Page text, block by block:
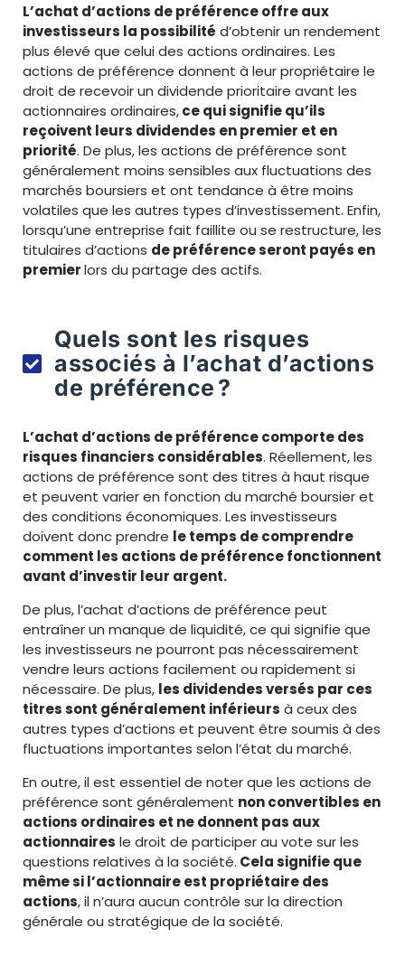
L’achat d’actions de préférence offre aux
investisseurs la possibilité d’obtenir un rendement
plus élevé que celui des actions ordinaires. Les
actions de préférence donnent à leur propriétaire le
droit de recevoir un dividende prioritaire avant les
actionnaires ordinaires,ce qui signifie qu’ils
reçoivent leurs dividendes en premier et en
priorité. De plus, les actions de préférence sont
généralement moins sensibles aux fluctuations des
marchés boursiers et ont tendance à être moins
volatiles que les autres types d’investissement. Enfin,
lorsqu’une entreprise fait faillite ou se restructure, les
titulaires d’actions de préférence seront payés en
premierlors du partage des actifs.
Quels sont les risques
associés à l’achat d’actions
de préférence ?
L’achat d’actions de préférence comporte des
risques financiers considérables. Réellement, les
actions de préférence sont des titres à haut risque
et peuvent varier en fonction du marché boursier et
des conditions économiques. Les investisseurs
doivent donc prendre le temps de comprendre
comment les actions de préférence fonctionnent
avant d’investir leur argent.
De plus, l’achat d’actions de préférence peut
entraîner un manque de liquidité, ce qui signifie que
les investisseurs ne pourront pas nécessairement
vendre leurs actions facilement ou rapidement si
nécessaire. De plus, les dividendes versés par ces
titres sont généralement inférieurs à ceux des
autres types d’actions et peuvent être soumis à des
fluctuations importantes selon l’état du marché.
En outre, il est essentiel de noter que les actions de
préférence sont généralement non convertibles en
actions ordinaires et ne donnent pas aux
actionnaires le droit de participer au vote sur les
questions relatives à la société. Cela signifie que
même si l’actionnaire est propriétaire des
actions, il n’aura aucun contrôle sur la direction
générale ou stratégique de la société.